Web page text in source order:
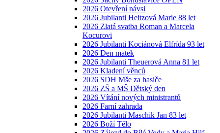
2026 Otevření návsi
2026 Jubilanti Heitzová Marie 88 let
2026 Zlatá svatba Roman a Marcela
Kocurovi
2026 Jubilanti Kociánová Elfrída 93 let
2026 Den matek
2026 Jubilanti Theuerová Anna 81 let
2026 Kladení věnců
2026 SDH Mše za hasiče
2026 ZŠ a MŠ Dětský den
2026 Vítání nových ministrantů
2026 Farní zahrada
2026 Jubilanti Maschik Jan 83 let
2026 Boží Tělo